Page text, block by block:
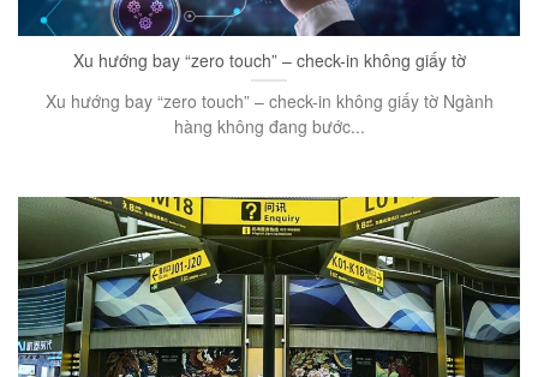
Xu hướng bay “zero touch” – check-in không giấy tờ
Xu hướng bay “zero touch” – check-in không giấy tờ Ngành
hàng không đang bước...